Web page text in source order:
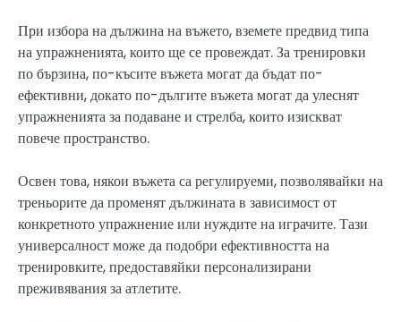
При избора на дължина на въжето, вземете предвид типа
на упражненията, които ще се провеждат. За тренировки
по бързина, по-късите въжета могат да бъдат по-
ефективни, докато по-дългите въжета могат да улеснят
упражненията за подаване и стрелба, които изискват
повече пространство.
Освен това, някои въжета са регулируеми, позволявайки на
треньорите да променят дължината в зависимост от
конкретното упражнение или нуждите на играчите. Тази
универсалност може да подобри ефективността на
тренировките, предоставяйки персонализирани
преживявания за атлетите.